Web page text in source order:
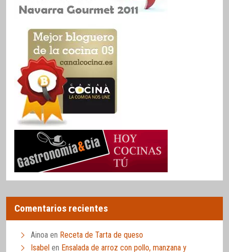
Comentarios recientes
Ainoa en Receta de Tarta de queso
Isabel en Ensalada de arroz con pollo, manzana y